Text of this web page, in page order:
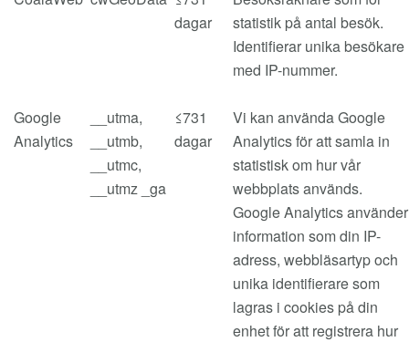
dagar
statistik på antal besök.
Identifierar unika besökare
med IP-nummer.
Google
Analytics
__utma,
__utmb,
__utmc,
__utmz _ga
≤731
dagar
Vi kan använda Google
Analytics för att samla in
statistisk om hur vår
webbplats används.
Google Analytics använder
information som din IP-
adress, webbläsartyp och
unika identifierare som
lagras i cookies på din
enhet för att registrera hur